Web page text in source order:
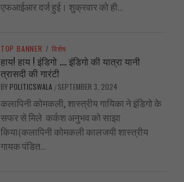
एफआईआर दर्ज हुई। शुक्रवार को ही...
TOP BANNER / विशेष
हाय! हाय ! इंडिगो …. इंडिगो की यात्रा यानी
त्रासदी की गारंटी
BY POLITICSWALA / SEPTEMBER 3, 2024
कलापिनी कोमकली, शास्त्रीय गायिका ने इंडिगो के
सफर से मिले कर्कश अनुभव को साझा
किया(कलापिनी कोमकली कालजयी शास्त्रीय
गायक पंडित...